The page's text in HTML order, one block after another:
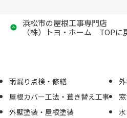
浜松市の屋根工事専門店
（株）トヨ・ホーム TOPに
雨漏り点検・修繕
屋根カバー工法・葺き替え工事
外壁塗装・屋根塗装